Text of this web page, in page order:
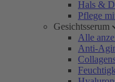
Hals &
Pflege
Gesichtsserum
Alle
Anti-